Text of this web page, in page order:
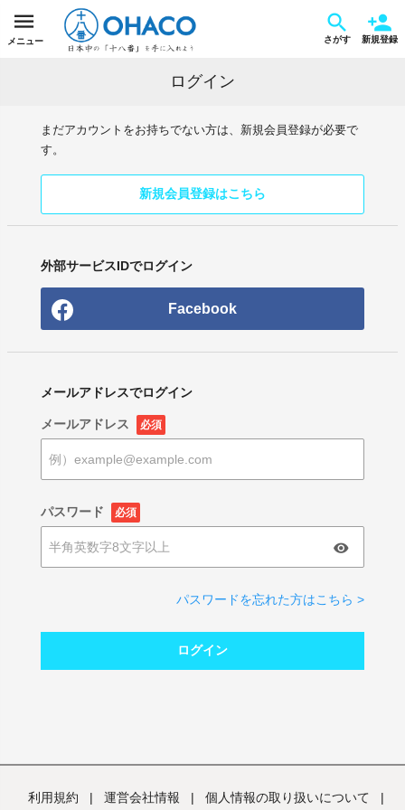
メニュー さがす 新規登録
ログイン
まだアカウントをお持ちでない方は、新規会員登録が必要で
す。
新規会員登録はこちら
外部サービスIDでログイン
Facebook
メールアドレスでログイン
メールアドレス 必須
パスワード 必須
パスワードを忘れた方はこちら >
ログイン
利用規約 | 運営会社情報 | 個人情報の取り扱いについて |